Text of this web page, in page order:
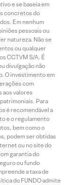
e se baseia em
concretos do
Em nenhum
pessoais ou
natureza. Não se
ou qualquer
CCTVM S/A. É
divulgação não
O investimento em
com
aos valores
Para
é recomendável a
e o regulamento
bem como o
podem ser obtidas
ou no site do
garantia do
ou fundo
a taxa de
do FUNDO admite